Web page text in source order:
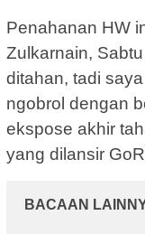
Penahanan HW
Zulkarnain,
ditahan, tadi
ngobrol dengan
ekspose akhir
yang dilansir
BACAAN